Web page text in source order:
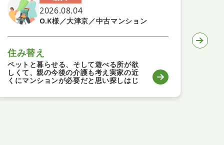
2026.08.04
O.K様／大津京／中古マンション
住み替え
ペットと暮らせる、そして遊べる所が欲
しくて、親の今後の介護も考え実家の近
くにマンションが必要だと思い探しはじ
いろいろと話をきいてくださりこれから